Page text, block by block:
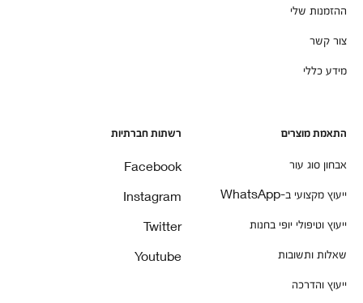
ההזמנות שלי
צור קשר
מידע כללי
התאמת מוצרים
אבחון סוג עור
ייעוץ מקצועי ב-WhatsApp
ייעוץ וטיפולי יופי בחנות
שאלות ותשובות
ייעוץ והדרכה
רשתות חברתיות
Facebook
Instagram
Twitter
Youtube